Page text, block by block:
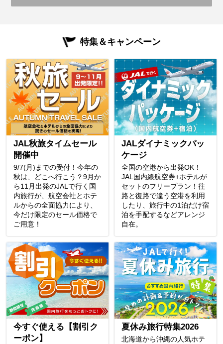
特集＆キャンペーン
JAL秋旅タイムセール
開催中
9/7(月)までの受付！今年の
秋は、どこへ行こう？9月か
ら11月出発のJALで行く国
内旅行が、航空会社とホテ
ルからの全面協力により、
今だけ限定のセール価格で
ご用意！
JALダイナミックパッ
ケージ
全国の空港から出発OK！
JAL国内線航空券+ホテルが
セットのフリープラン！往
路と復路で違う空港を利用
したり、旅行中の1泊だけ宿
泊を手配するなどアレンジ
自在。
今すぐ使える【割引ク
ーポン】
夏休み旅行特集2026
北海道から沖縄の人気ホテ